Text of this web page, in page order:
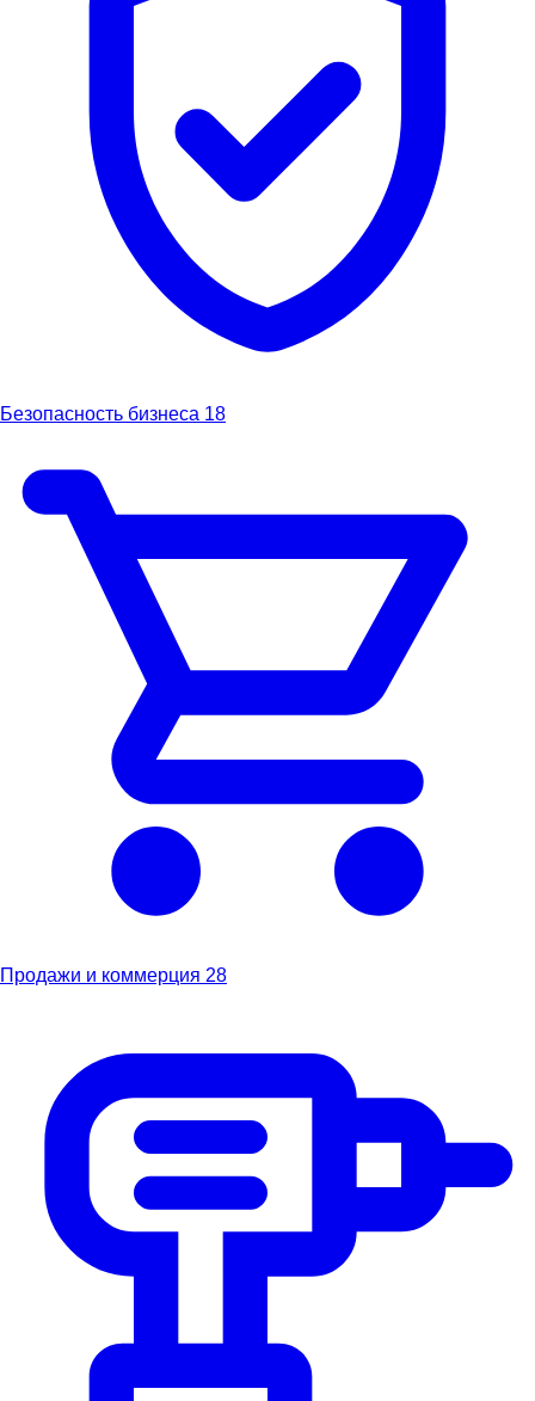
Безопасность бизнеса 18
Продажи и коммерция 28